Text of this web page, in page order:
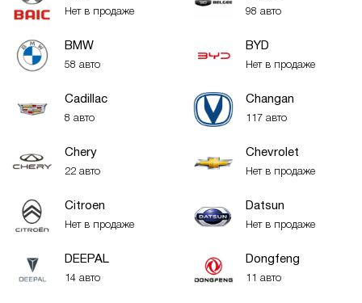
Нет в продаже 98 авто
BMW
58 авто
BYD
Нет в продаже
Cadillac
8 авто
Changan
117 авто
Chery
22 авто
Chevrolet
Нет в продаже
Citroen
Нет в продаже
Datsun
Нет в продаже
DEEPAL
14 авто
Dongfeng
11 авто